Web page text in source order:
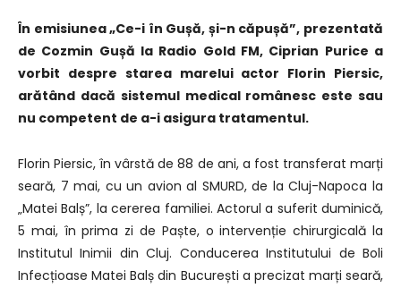
În emisiunea „Ce-i în Gușă, și-n căpușă”, prezentată
de Cozmin Gușă la Radio Gold FM, Ciprian Purice a
vorbit despre starea marelui actor Florin Piersic,
arătând dacă sistemul medical românesc este sau
nu competent de a-i asigura tratamentul.
Florin Piersic, în vârstă de 88 de ani, a fost transferat marți
seară, 7 mai, cu un avion al SMURD, de la Cluj-Napoca la
„Matei Balș”, la cererea familiei. Actorul a suferit duminică,
5 mai, în prima zi de Paște, o intervenție chirurgicală la
Institutul Inimii din Cluj. Conducerea Institutului de Boli
Infecțioase Matei Balș din București a precizat marți seară,